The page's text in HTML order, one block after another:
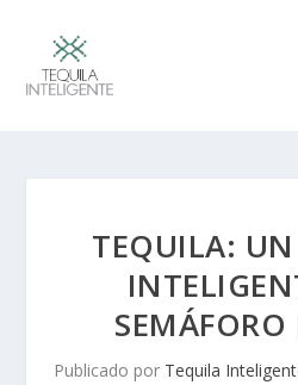
TEQUILA:
Publicado por Tequila